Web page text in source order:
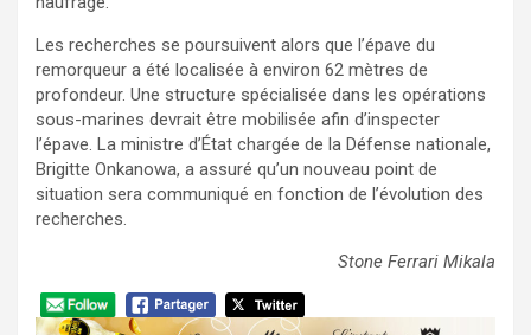
Les recherches se poursuivent alors que l’épave du
remorqueur a été localisée à environ 62 mètres de
profondeur. Une structure spécialisée dans les opérations
sous-marines devrait être mobilisée afin d’inspecter
l’épave. La ministre d’État chargée de la Défense nationale,
Brigitte Onkanowa, a assuré qu’un nouveau point de
situation sera communiqué en fonction de l’évolution des
recherches.
Stone Ferrari Mikala